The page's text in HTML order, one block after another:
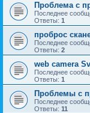
Проблема с
Последнее
Ответы: 1
проброс
Последнее
Ответы: 2
web camera
Последнее
Ответы: 1
Проблемы с
Последнее
Ответы: 11